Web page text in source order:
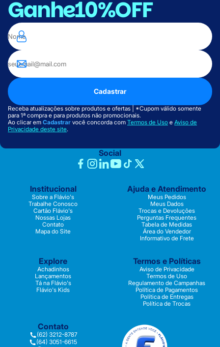
Ganhe10%OFF
Cadastrar
Receba atualizações sobre produtos e ofertas | *Cupom válido somente
para 1ª compra e para produtos não promocionais.
Ao clicar em Cadastrar você concorda com Termos de Uso e Aviso de
Privacidade deste site.
Social
Institucional
Sobre a Flávio's
Trabalhe Conosco
Cartão Flávio's
Nossas Lojas
Contato
Mapa do Site
Ajuda e Atendimento
Meus Pedidos
Meus Dados
Trocas e Devoluções
Perguntas Frequentes
Tabela de Medidas
Área do Vendedor
Informativo de Frete
Explore
Achadinhos
Lançamentos
Tá na Flávio's
Flávio's Kids
Termos e Políticas
Aviso de Privacidade
Termos de Uso
Regulamento de Campanhas
Política de Pagamentos
Política de Entregas
Política de Trocas
Contato
(62) 3212-8787
(64) 3051-6615